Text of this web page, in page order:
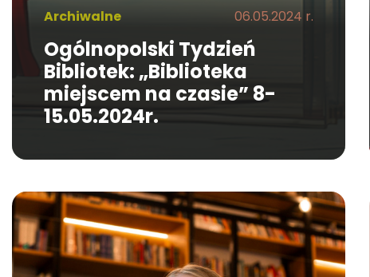
Archiwalne 06.05.2024 r.
Ogólnopolski Tydzień
Bibliotek: „Biblioteka
miejscem na czasie” 8-
15.05.2024r.